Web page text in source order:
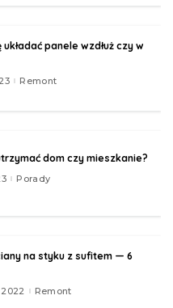
panele wzdłuż czy w
Remont
dom czy mieszkanie?
Porady
na styku z sufitem — 6
Remont